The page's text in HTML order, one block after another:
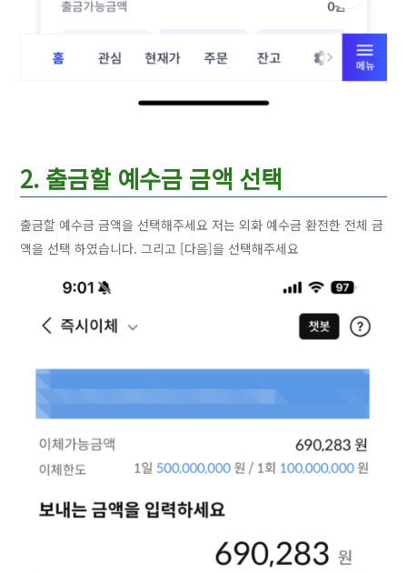
2. 출금할 예수금 금액 선택
출금할 예수금 금액을 선택해주세요 저는 외화 예수금 환전한 전체 금
액을 선택 하였습니다. 그리고 [다음]을 선택해주세요